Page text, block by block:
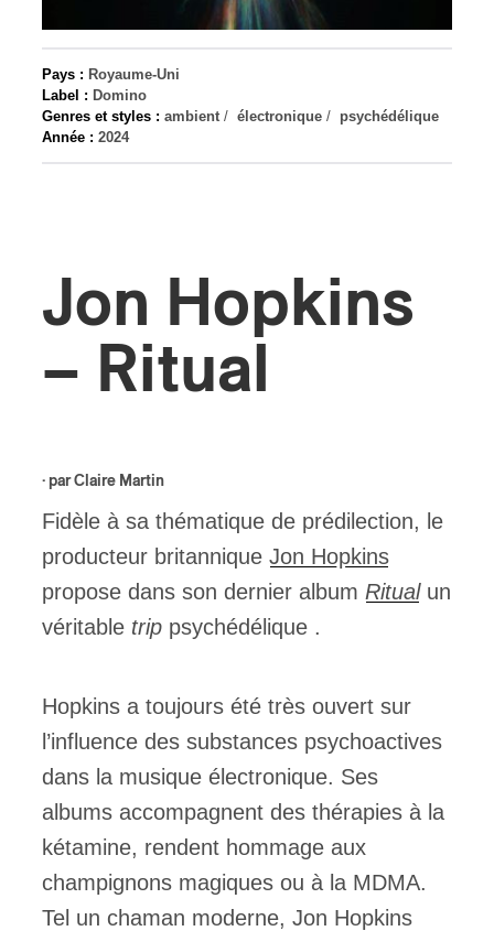
Pays : Royaume-Uni
Label : Domino
Genres et styles : ambient / électronique / psychédélique
Année : 2024
Jon Hopkins
– Ritual
· parClaire Martin
Fidèle à sa thématique de prédilection, le
producteur britannique Jon Hopkins
propose dans son dernier album Ritual un
véritable trip psychédélique .
Hopkins a toujours été très ouvert sur
l’influence des substances psychoactives
dans la musique électronique. Ses
albums accompagnent des thérapies à la
kétamine, rendent hommage aux
champignons magiques ou à la MDMA.
Tel un chaman moderne, Jon Hopkins